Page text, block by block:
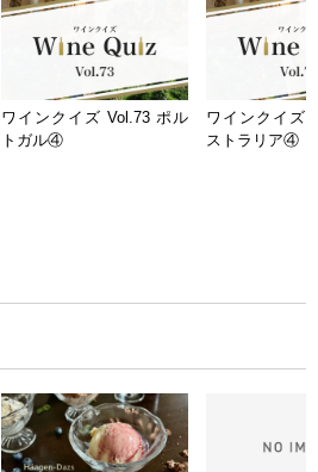
ワインクイズ Vol.73 ポル
トガル④
ワインクイズ
ストラリア④